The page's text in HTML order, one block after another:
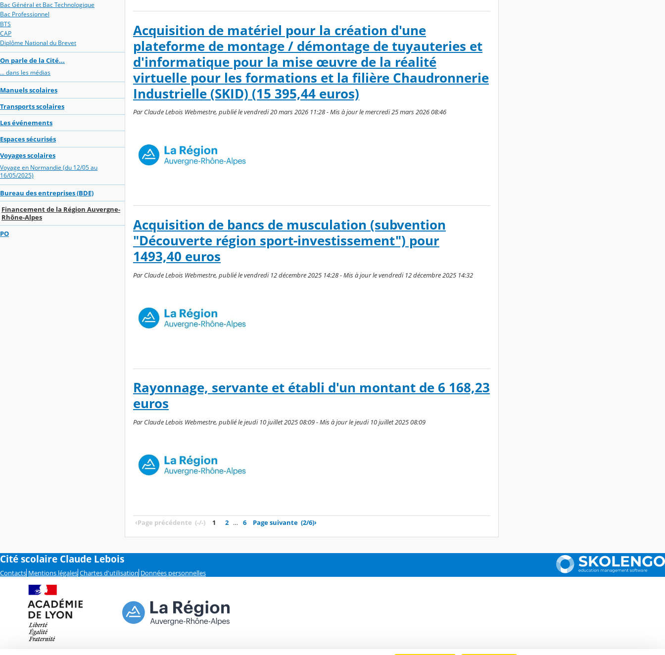
Bac Général et Bac Technologique
Bac Professionnel
BTS
CAP
Diplôme National du Brevet
On parle de la Cité...
... dans les médias
Manuels scolaires
Transports scolaires
Les événements
Espaces sécurisés
Voyages scolaires
Voyage en Normandie (du 12/05 au
16/05/2025)
Bureau des entreprises (BDE)
Financement de la Région Auvergne-
Rhône-Alpes
PO
Acquisition de matériel pour la création d'une
plateforme de montage / démontage de tuyauteries et
d'informatique pour la mise œuvre de la réalité
virtuelle pour les formations et la filière Chaudronnerie
Industrielle (SKID) (15 395,44 euros)
Par Claude Lebois Webmestre, publié le vendredi 20 mars 2026 11:28 - Mis à jour le mercredi 25 mars 2026 08:46
Acquisition de bancs de musculation (subvention
"Découverte région sport-investissement") pour
1493,40 euros
Par Claude Lebois Webmestre, publié le vendredi 12 décembre 2025 14:28 - Mis à jour le vendredi 12 décembre 2025 14:32
Rayonnage, servante et établi d'un montant de 6 168,23
euros
Par Claude Lebois Webmestre, publié le jeudi 10 juillet 2025 08:09 - Mis à jour le jeudi 10 juillet 2025 08:09
‹Page précédente (-/-) 1 2 … 6 Page suivante (2/6)›
Cité scolaire Claude Lebois
Contacts Mentions légales Chartes d'utilisation Données personnelles